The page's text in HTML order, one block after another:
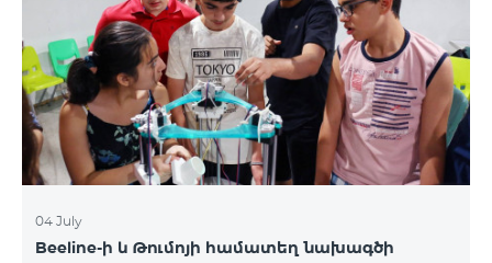
04 July
Beeline-ի և Թումոյի համատեղ նախագծի